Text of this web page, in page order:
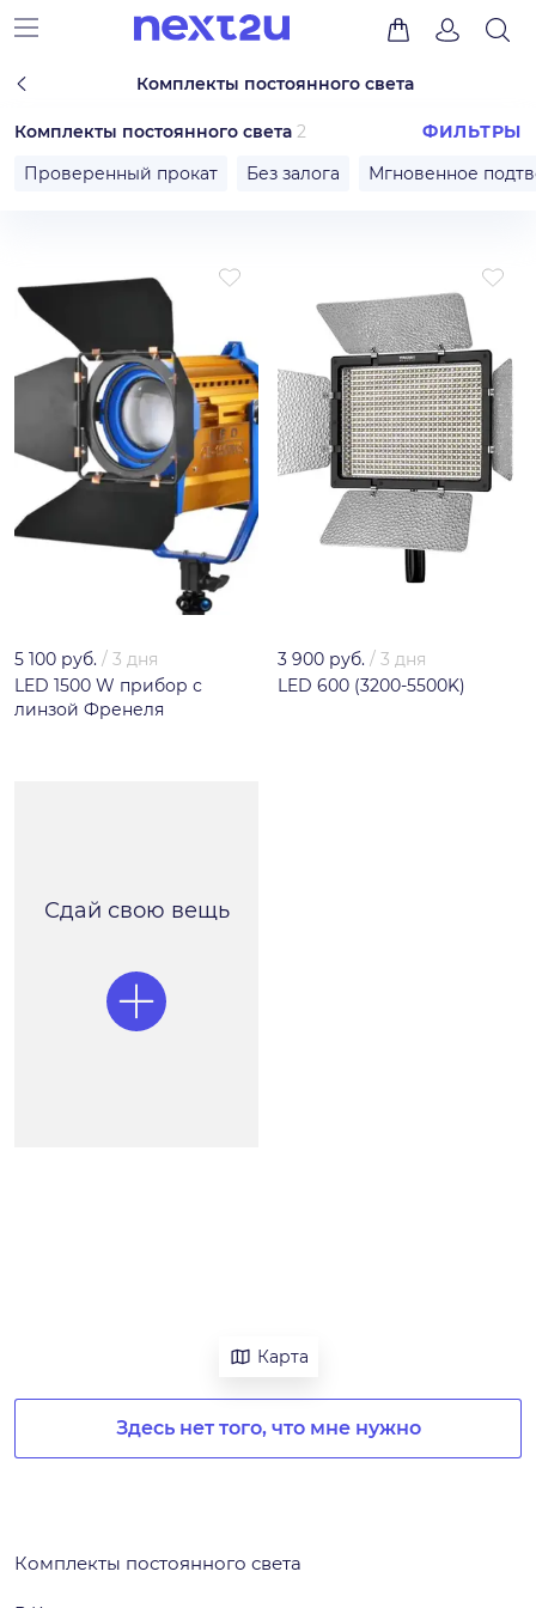
Комплекты постоянного света
Комплекты постоянного света 2
ФИЛЬТРЫ
Проверенный прокат
Без залога Мгновенное
5 100 руб. / 3 дня
LED 1500 W прибор с
линзой Френеля
3 900 руб. / 3 дня
LED 600 (3200-5500K)
Сдай свою вещь
Карта
Здесь нет того, что мне нужно
Комплекты постоянного света